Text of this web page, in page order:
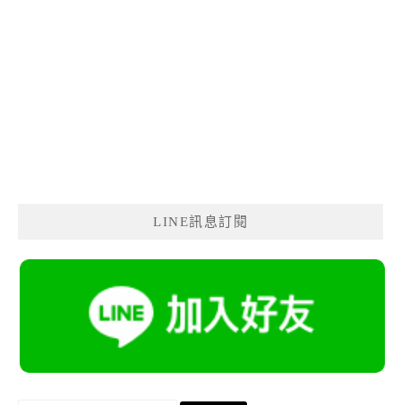
LINE訊息訂閱